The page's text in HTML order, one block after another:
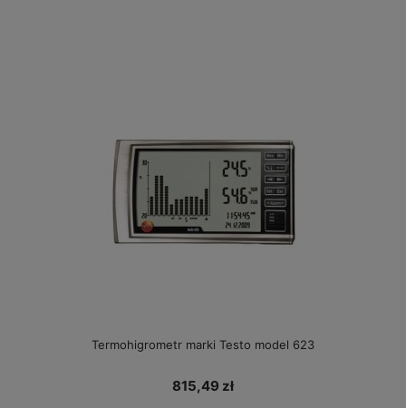
Termohigrometr marki Testo model 623
815,49 zł